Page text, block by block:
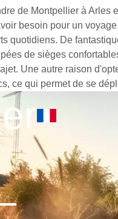
de Montpellier à
besoin pour un
quotidiens. De
de sièges
Une autre raison
ce qui permet de se